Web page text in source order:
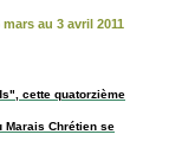
au 3 avril 2011
cette quatorzième
Marais Chrétien se